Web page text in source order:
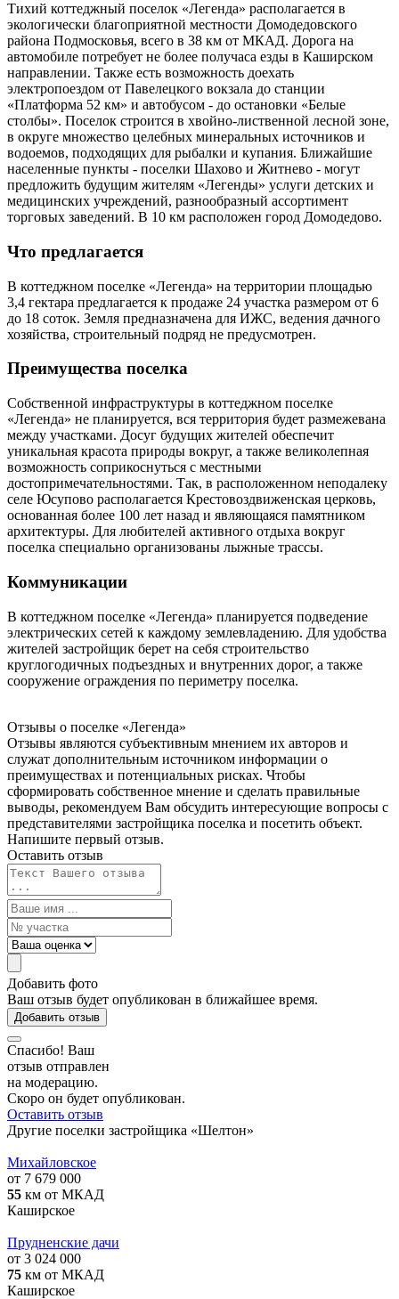
Тихий коттеджный поселок «Легенда» располагается в
экологически благоприятной местности Домодедовского
района Подмосковья, всего в 38 км от МКАД. Дорога на
автомобиле потребует не более получаса езды в Каширском
направлении. Также есть возможность доехать
электропоездом от Павелецкого вокзала до станции
«Платформа 52 км» и автобусом - до остановки «Белые
столбы». Поселок строится в хвойно-лиственной лесной зоне,
в округе множество целебных минеральных источников и
водоемов, подходящих для рыбалки и купания. Ближайшие
населенные пункты - поселки Шахово и Житнево - могут
предложить будущим жителям «Легенды» услуги детских и
медицинских учреждений, разнообразный ассортимент
торговых заведений. В 10 км расположен город Домодедово.
Что предлагается
В коттеджном поселке «Легенда» на территории площадью
3,4 гектара предлагается к продаже 24 участка размером от 6
до 18 соток. Земля предназначена для ИЖС, ведения дачного
хозяйства, строительный подряд не предусмотрен.
Преимущества поселка
Собственной инфраструктуры в коттеджном поселке
«Легенда» не планируется, вся территория будет размежевана
между участками. Досуг будущих жителей обеспечит
уникальная красота природы вокруг, а также великолепная
возможность соприкоснуться с местными
достопримечательностями. Так, в расположенном неподалеку
селе Юсупово располагается Крестовоздвиженская церковь,
основанная более 100 лет назад и являющаяся памятником
архитектуры. Для любителей активного отдыха вокруг
поселка специально организованы лыжные трассы.
Коммуникации
В коттеджном поселке «Легенда» планируется подведение
электрических сетей к каждому землевладению. Для удобства
жителей застройщик берет на себя строительство
круглогодичных подъездных и внутренних дорог, а также
сооружение ограждения по периметру поселка.
Отзывы о поселке «Легенда»
Отзывы являются субъективным мнением их авторов и
служат дополнительным источником информации о
преимуществах и потенциальных рисках. Чтобы
сформировать собственное мнение и сделать правильные
выводы, рекомендуем Вам обсудить интересующие вопросы с
представителями застройщика поселка и посетить объект.
Напишите первый отзыв.
Оставить отзыв
Добавить фото
Ваш отзыв будет опубликован в ближайшее время.
Добавить отзыв
Спасибо! Ваш
отзыв отправлен
на модерацию.
Скоро он будет опубликован.
Оставить отзыв
Другие поселки застройщика «Шелтон»
Михайловское
от 7 679 000
55 км от МКАД
Каширское
Прудненские дачи
от 3 024 000
75 км от МКАД
Каширское